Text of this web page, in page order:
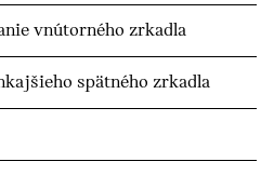
vnútorného zrkadla
spätného zrkadla